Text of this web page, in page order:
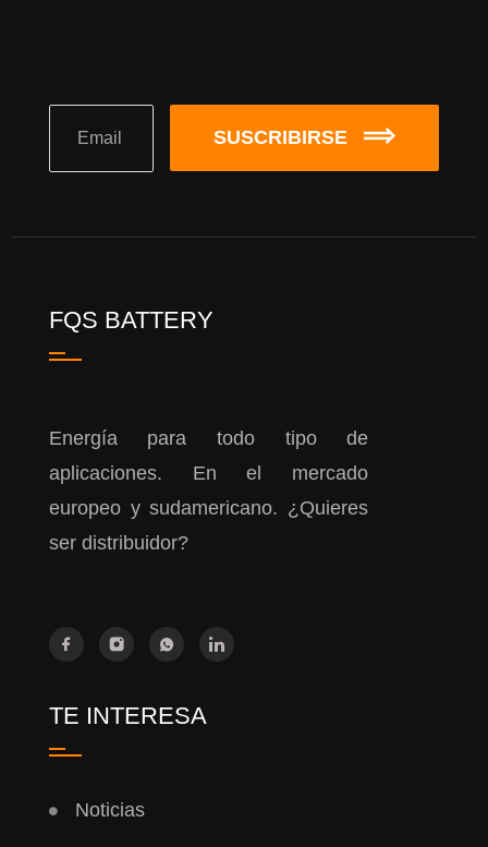
SUSCRIBIRSE
FQS BATTERY
Energía para todo tipo de
aplicaciones. En el mercado
europeo y sudamericano. ¿Quieres
ser distribuidor?
TE INTERESA
Noticias